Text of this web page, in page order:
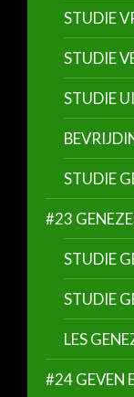
STUDIE
STUDIE
STUDIE
STUDIE
#23
STUDIE
STUDIE
LES
#24 GEVEN